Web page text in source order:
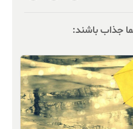
جذاب باشند: